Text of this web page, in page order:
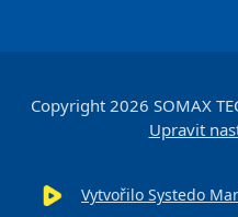
Vytvořilo Systedo
Copyright 2026 SOMAX
Upravit